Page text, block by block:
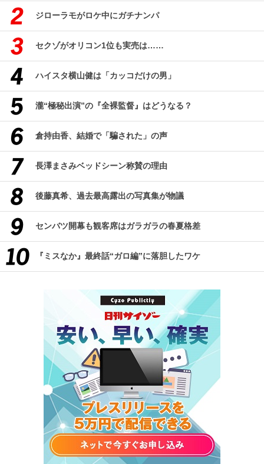
ジローラモがロケ中にガチナンパ
セクゾがオリコン1位も実売は……
ハイスタ横山健は「カッコだけの男」
瀧“極秘出演”の『全裸監督』はどうなる？
倉持由香、結婚で「騙された」の声
長澤まさみベッドシーン称賛の理由
後藤真希、過去最高露出の写真集が物議
センバツ開幕も観客席はガラガラの春夏格差
『ミスなか』最終話“ガロ編”に落胆したワケ